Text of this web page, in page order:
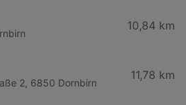
10,84 km
2, 6850 Dornbirn
11,78 km